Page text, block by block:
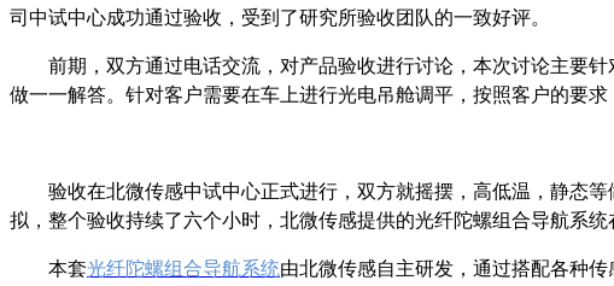
司中试中心成功通过验收，受到了研究所验收团队的一致好评。
前期，双方通过电话交流，对产品验收进行讨论，本次讨论主要
做一一解答。针对客户需要在车上进行光电吊舱调平，按照客户的要
验收在北微传感中试中心正式进行，双方就摇摆，高低温，静态
拟，整个验收持续了六个小时，北微传感提供的光纤陀螺组合导航系
本套光纤陀螺组合导航系统由北微传感自主研发，通过搭配各种